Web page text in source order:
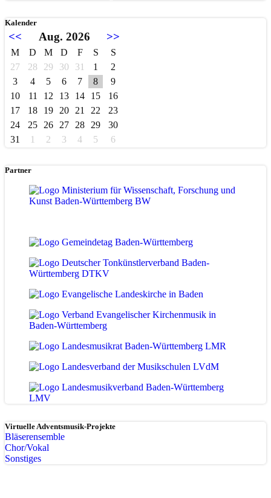
Kalender
<< Aug. 2026 >>
M D M D F S
S
27
28 29 30 31 1
2
3
4 5 6 7 8
9
10
11 12 13 14 15
16
17
18 19 20 21 22
23
24
25 26 27 28 29
30
31
1 2 3 4 5 6
Partner
Virtuelle Adventsmusik-Projekte
Bläserensemble
Chor/Vokal
Sonstiges